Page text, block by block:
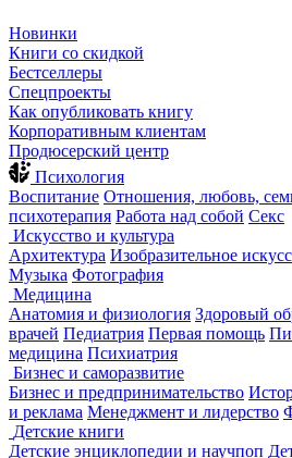
Новинки
Книги со скидкой
Бестселлеры
Спецпроекты
Как опубликовать книгу
Корпоративным клиентам
Продюсерский центр
Психология
Воспитание Отношения, любовь,
психотерапия Работа над собой Секс
Искусство и культура
Архитектура Изобразительное
Музыка Фотография
Медицина
Анатомия и физиология Здоровый
врачей Педиатрия Первая помощь
медицина Психиатрия
Бизнес и саморазвитие
Бизнес и предпринимательство
и реклама Менеджмент и лидерство
Детские книги
Детские энциклопедии и научпоп